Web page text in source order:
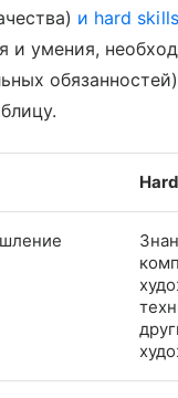
и hard skills
и умения,